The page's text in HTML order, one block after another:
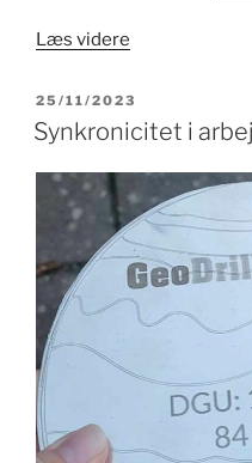
Læs videre
om
spirituelle
UDGIVET
DEN
25/11/2023
Synkronicitet i